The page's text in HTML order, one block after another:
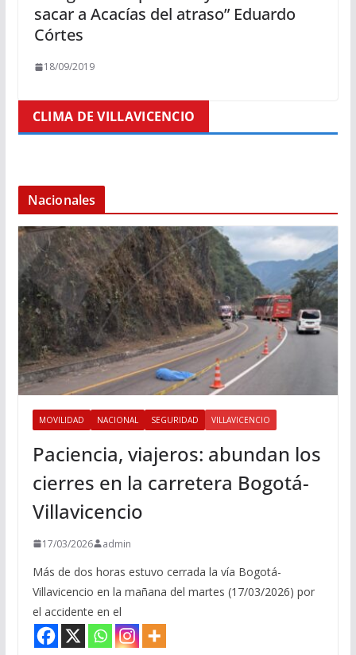
sacar a Acacías del atraso” Eduardo
Córtes
18/09/2019
CLIMA DE VILLAVICENCIO
Nacionales
MOVILIDAD NACIONAL SEGURIDAD VILLAVICENCIO
Paciencia, viajeros: abundan los
cierres en la carretera Bogotá-
Villavicencio
17/03/2026 admin
Más de dos horas estuvo cerrada la vía Bogotá-
Villavicencio en la mañana del martes (17/03/2026) por
el accidente en el